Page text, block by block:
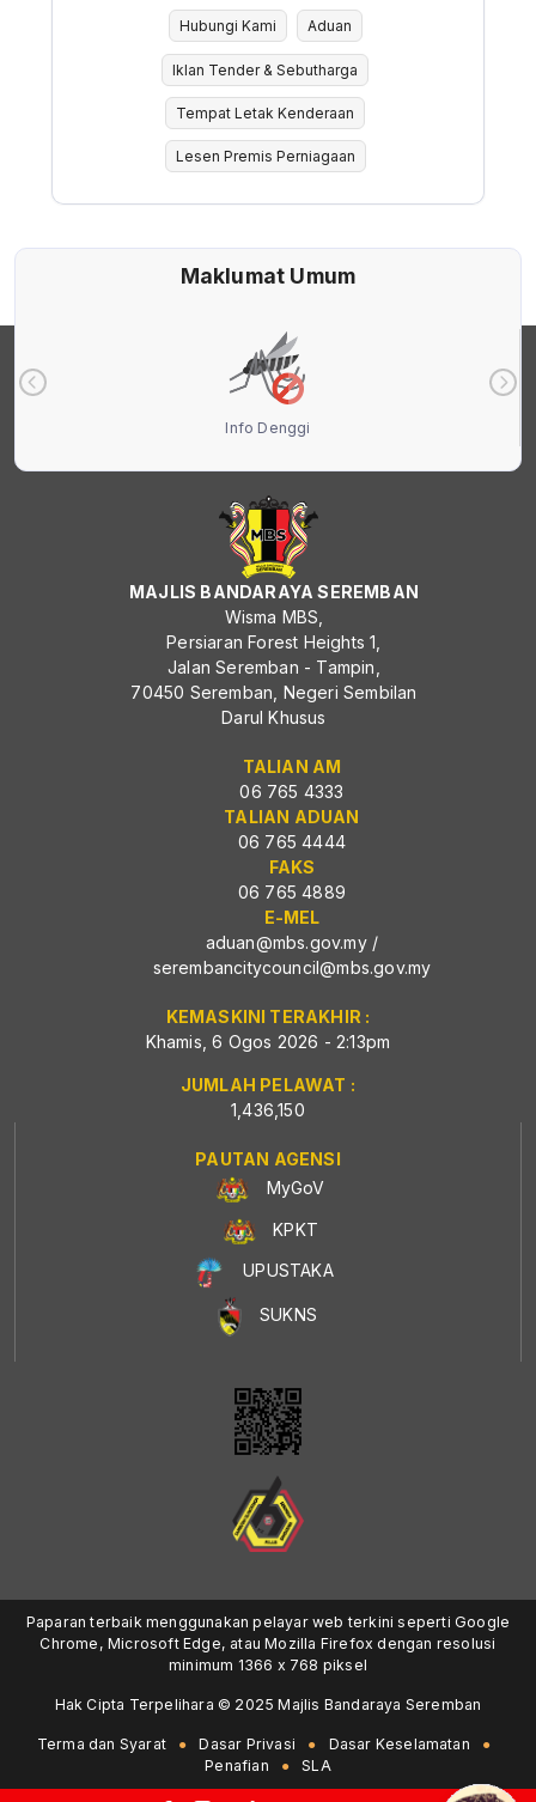
Hubungi Kami Aduan
Iklan Tender & Sebutharga
Tempat Letak Kenderaan
Lesen Premis Perniagaan
Maklumat Umum
Info Denggi
MAJLIS BANDARAYA SEREMBAN
Wisma MBS,
Persiaran Forest Heights 1,
Jalan Seremban - Tampin,
70450 Seremban, Negeri Sembilan
Darul Khusus
TALIAN AM
06 765 4333
TALIAN ADUAN
06 765 4444
FAKS
06 765 4889
E-MEL
aduan@mbs.gov.my/
serembancitycouncil@mbs.gov.my
KEMASKINI TERAKHIR :
Khamis, 6 Ogos 2026 - 2:13pm
JUMLAH PELAWAT :
1,436,150
PAUTAN AGENSI
MyGoV
KPKT
UPUSTAKA
SUKNS
Paparan terbaik menggunakan pelayar web terkini seperti Google
Chrome, Microsoft Edge, atau Mozilla Firefox dengan resolusi
minimum 1366 x 768 piksel
Hak Cipta Terpelihara © 2025 Majlis Bandaraya Seremban
Terma dan Syarat Dasar Privasi
Dasar Keselamatan
Penafian
SLA